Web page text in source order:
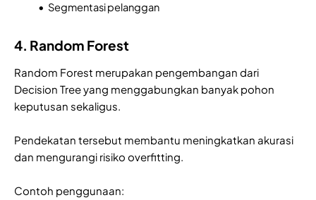
Segmentasi pelanggan
4. Random Forest
Random Forest merupakan pengembangan dari
Decision Tree yang menggabungkan banyak pohon
keputusan sekaligus.
Pendekatan tersebut membantu meningkatkan akurasi
dan mengurangi risiko overfitting.
Contoh penggunaan: